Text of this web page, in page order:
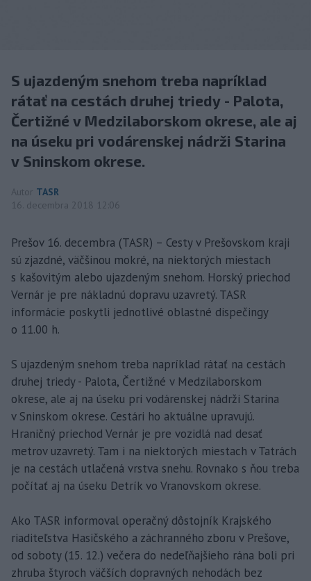
S ujazdeným snehom treba napríklad
rátať na cestách druhej triedy - Palota,
Čertižné v Medzilaborskom okrese, ale aj
na úseku pri vodárenskej nádrži Starina
v Sninskom okrese.
Autor TASR
16. decembra 2018 12:06
Prešov 16. decembra (TASR) – Cesty v Prešovskom kraji
sú zjazdné, väčšinou mokré, na niektorých miestach
s kašovitým alebo ujazdeným snehom. Horský priechod
Vernár je pre nákladnú dopravu uzavretý. TASR
informácie poskytli jednotlivé oblastné dispečingy
o 11.00 h.
S ujazdeným snehom treba napríklad rátať na cestách
druhej triedy - Palota, Čertižné v Medzilaborskom
okrese, ale aj na úseku pri vodárenskej nádrži Starina
v Sninskom okrese. Cestári ho aktuálne upravujú.
Hraničný priechod Vernár je pre vozidlá nad desať
metrov uzavretý. Tam i na niektorých miestach v Tatrách
je na cestách utlačená vrstva snehu. Rovnako s ňou treba
počítať aj na úseku Detrík vo Vranovskom okrese.
Ako TASR informoval operačný dôstojník Krajského
riaditeľstva Hasičského a záchranného zboru v Prešove,
od soboty (15. 12.) večera do nedeľňajšieho rána boli pri
zhruba štyroch väčších dopravných nehodách bez